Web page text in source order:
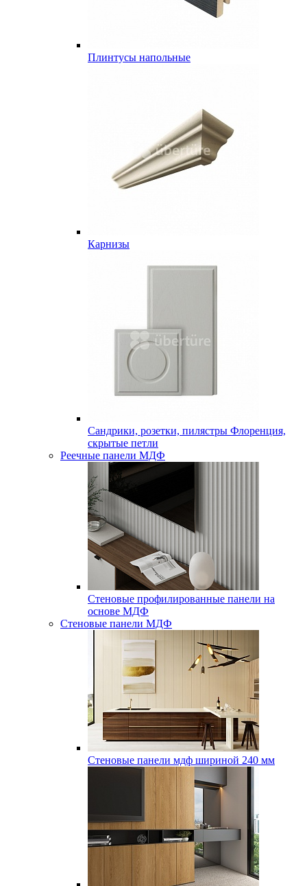
Плинтусы напольные
Карнизы
Сандрики, розетки, пилястры Флоренция,
скрытые петли
Реечные панели МДФ
Стеновые профилированные панели на
основе МДФ
Стеновые панели МДФ
Стеновые панели мдф шириной 240 мм